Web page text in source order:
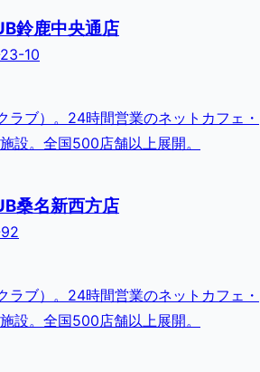
鈴鹿中央通店
10
ラブ）。24時間営業のネットカフェ・
設。全国500店舗以上展開。
桑名新西方店
ラブ）。24時間営業のネットカフェ・
設。全国500店舗以上展開。